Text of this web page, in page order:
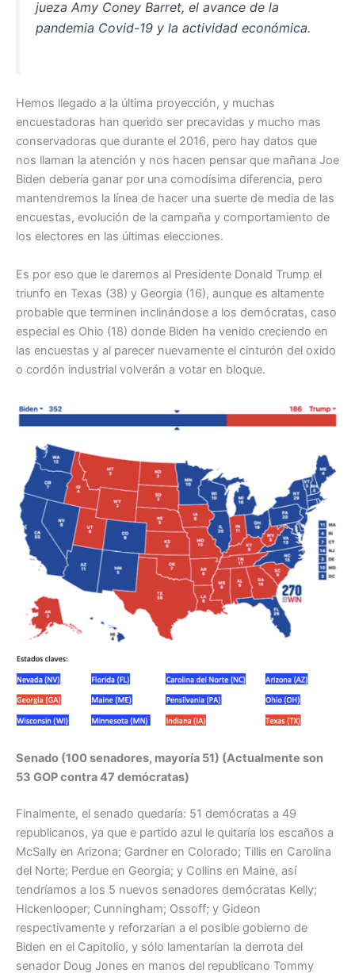
jueza Amy Coney Barret, el avance de la
pandemia Covid-19 y la actividad económica.
Hemos llegado a la última proyección, y muchas
encuestadoras han querido ser precavidas y mucho mas
conservadoras que durante el 2016, pero hay datos que
nos llaman la atención y nos hacen pensar que mañana Joe
Biden debería ganar por una comodísima diferencia, pero
mantendremos la línea de hacer una suerte de media de las
encuestas, evolución de la campaña y comportamiento de
los electores en las últimas elecciones.
Es por eso que le daremos al Presidente Donald Trump el
triunfo en Texas (38) y Georgia (16), aunque es altamente
probable que terminen inclinándose a los demócratas, caso
especial es Ohio (18) donde Biden ha venido creciendo en
las encuestas y al parecer nuevamente el cinturón del oxido
o cordón industrial volverán a votar en bloque.
Senado (100 senadores, mayoría 51) (Actualmente son
53 GOP contra 47 demócratas)
Finalmente, el senado quedaría: 51 demócratas a 49
republicanos, ya que e partido azul le quitaría los escaños a
McSally en Arizona; Gardner en Colorado; Tillis en Carolina
del Norte; Perdue en Georgia; y Collins en Maine, así
tendríamos a los 5 nuevos senadores demócratas Kelly;
Hickenlooper; Cunningham; Ossoff; y Gideon
respectivamente y reforzarían a el posible gobierno de
Biden en el Capitolio, y sólo lamentarían la derrota del
senador Doug Jones en manos del republicano Tommy